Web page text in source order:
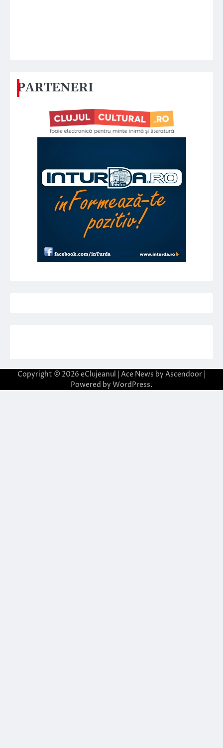
PARTENERI
Copyright © 2026 eClujeanul | Ace News by Ascendoor
Powered by WordPress.